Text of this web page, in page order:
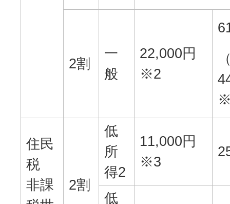
2割
一
般
22,000円
※2
住民
税
非課
2割
低
所
得2
11,000円
※3
低